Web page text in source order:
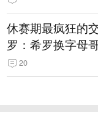
休赛期最疯狂的
罗：希罗换字母
20